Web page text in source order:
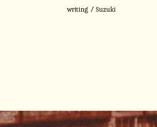
writing / Suzuki